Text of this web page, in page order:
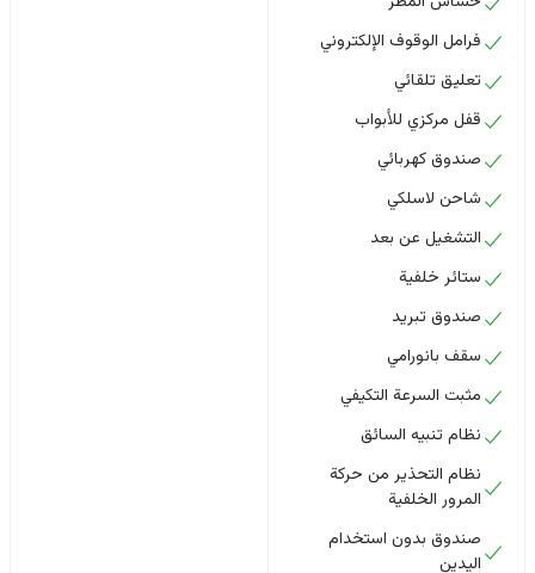
فرامل الوقوف الإلكتروني
تعليق تلقائي
قفل مركزي للأبواب
صندوق كهربائي
شاحن لاسلكي
التشغيل عن بعد
ستائر خلفية
صندوق تبريد
سقف بانورامي
مثبت السرعة التكيفي
نظام تنبيه السائق
نظام التحذير من حركة
المرور الخلفية
صندوق بدون استخدام
اليدين